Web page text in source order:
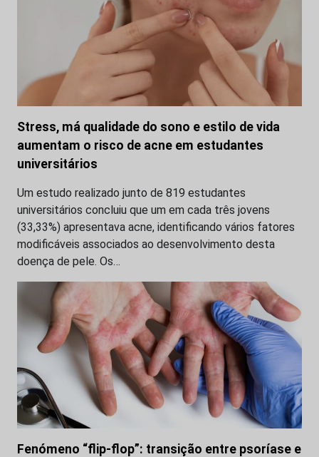
Stress, má qualidade do sono e estilo de vida
aumentam o risco de acne em estudantes
universitários
Um estudo realizado junto de 819 estudantes
universitários concluiu que um em cada três jovens
(33,33%) apresentava acne, identificando vários fatores
modificáveis associados ao desenvolvimento desta
doença de pele. Os…
Fenómeno “flip-flop”: transição entre psoríase e